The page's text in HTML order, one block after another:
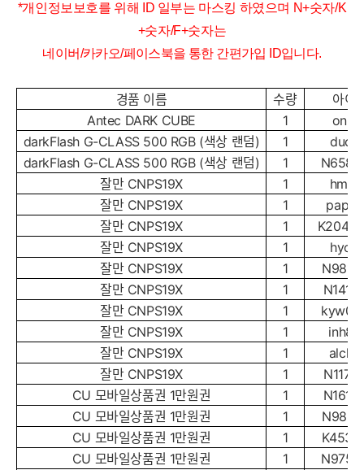
*개인정보보호를 위해 ID 일부는 마스킹 하였으며 N+숫자/K
+숫자/F+숫자는
네이버/카카오/페이스북을 통한 간편가입 ID입니다.
경품 이름 수량
아이
Antec DARK CUBE
1
darkFlash G-CLASS 500 RGB (색상 랜덤)
1
darkFlash G-CLASS 500 RGB (색상 랜덤)
1
잘만 CNPS19X
1
잘만 CNPS19X
1
잘만 CNPS19X
1
잘만 CNPS19X
1
잘만 CNPS19X
1
잘만 CNPS19X
1
잘만 CNPS19X
1
잘만 CNPS19X
1
잘만 CNPS19X
1
잘만 CNPS19X
1
CU 모바일상품권 1만원권
1
CU 모바일상품권 1만원권
1
CU 모바일상품권 1만원권
1
CU 모바일상품권 1만원권
1